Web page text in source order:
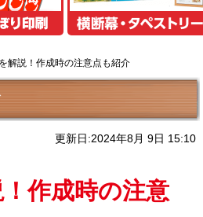
解説！作成時の注意点も紹介
更新日:2024年8月 9日 15:10
作成時の注意